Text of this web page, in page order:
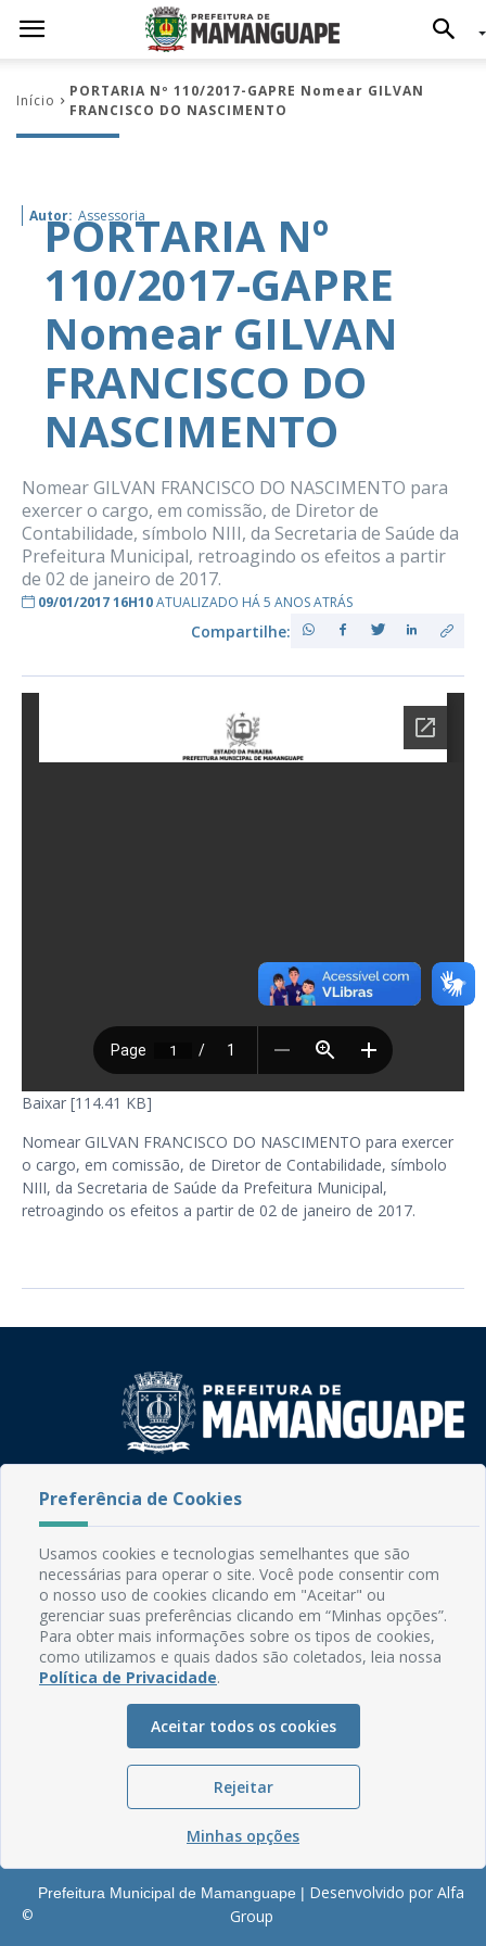
Início
PORTARIA Nº 110/2017-GAPRE Nomear GILVAN
FRANCISCO DO NASCIMENTO
Autor: Assessoria
PORTARIA Nº
110/2017-GAPRE
Nomear GILVAN
FRANCISCO DO
NASCIMENTO
Nomear GILVAN FRANCISCO DO NASCIMENTO para
exercer o cargo, em comissão, de Diretor de
Contabilidade, símbolo NIII, da Secretaria de Saúde da
Prefeitura Municipal, retroagindo os efeitos a partir
de 02 de janeiro de 2017.
09/01/2017 16H10ATUALIZADO HÁ 5 ANOS ATRÁS
Compartilhe:
Baixar [114.41 KB]
Nomear GILVAN FRANCISCO DO NASCIMENTO para exercer
o cargo, em comissão, de Diretor de Contabilidade, símbolo
NIII, da Secretaria de Saúde da Prefeitura Municipal,
retroagindo os efeitos a partir de 02 de janeiro de 2017.
CEP: 58.280-000 - Mamanguape/PB
Email: comunicacao@mamanguape.pb.gov.br
Expediente: Segunda à Sexta, das 08h às 13h
Mapa do Site
Perguntas frequentes
Glossário
Serviços Internos
©
Prefeitura Municipal de Mamanguape | Desenvolvido por Alfa
Group
Preferência de Cookies
Usamos cookies e tecnologias semelhantes que são
necessárias para operar o site. Você pode consentir com
o nosso uso de cookies clicando em "Aceitar" ou
gerenciar suas preferências clicando em “Minhas opções”.
Para obter mais informações sobre os tipos de cookies,
como utilizamos e quais dados são coletados, leia nossa
Política de Privacidade.
Aceitar todos os cookies
Rejeitar
Minhas opções